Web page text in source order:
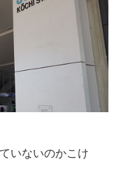
いないのかこけ